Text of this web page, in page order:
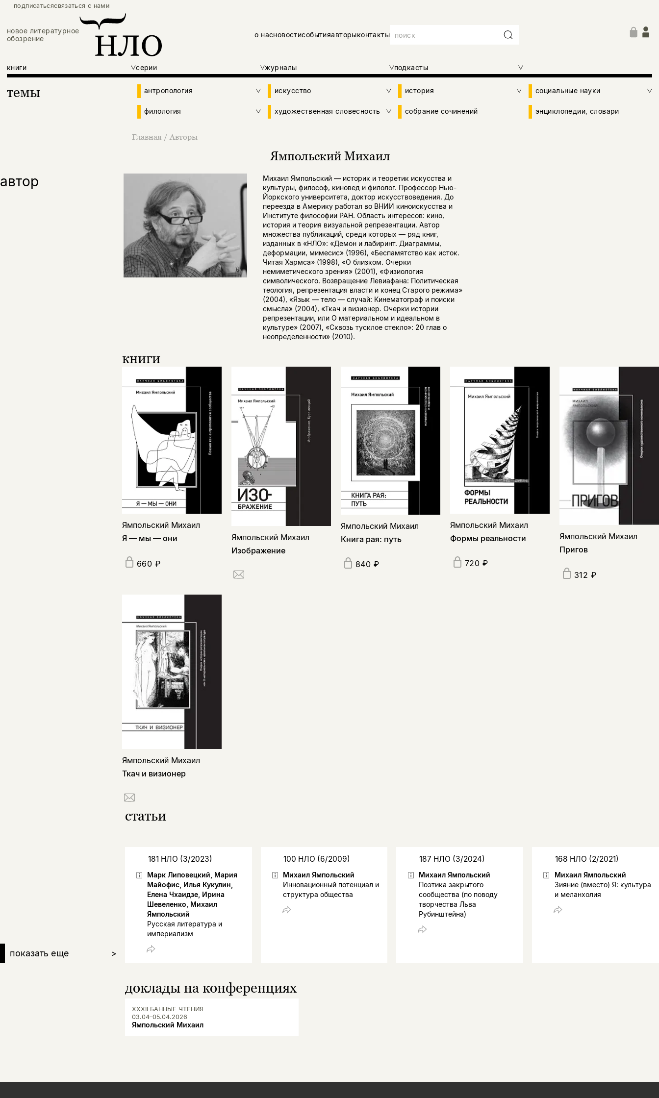
подписатьсясвязаться с нами
новое литературное
обозрение
о насновостисобытияавторыконтакты
книги серии журналы подкасты
темы антропология искусство история социальные науки
филология художественная словесность собрание сочинений энциклопедии, словари
Главная / Авторы
Ямпольский Михаил
автор
Михаил Ямпольский — историк и теоретик искусства и
культуры, философ, киновед и филолог. Профессор Нью-
Йоркского университета, доктор искусствоведения. До
переезда в Америку работал во ВНИИ киноискусства и
Институте философии РАН. Область интересов: кино,
история и теория визуальной репрезентации. Автор
множества публикаций, среди которых — ряд книг,
изданных в «НЛО»: «Демон и лабиринт. Диаграммы,
деформации, мимесис» (1996), «Беспамятство как исток.
Читая Хармса» (1998), «О близком. Очерки
немиметического зрения» (2001), «Физиология
символического. Возвращение Левиафана: Политическая
теология, репрезентация власти и конец Старого режима»
(2004), «Язык — тело — случай: Кинематограф и поиски
смысла» (2004), «Ткач и визионер. Очерки истории
репрезентации, или О материальном и идеальном в
культуре» (2007), «Сквозь тусклое стекло»: 20 глав о
неопределенности» (2010).
книги
Ямпольский Михаил
Я — мы — они
660 ₽
Ямпольский Михаил
Изображение
Ямпольский Михаил
Книга рая: путь
840 ₽
Ямпольский Михаил
Формы реальности
720 ₽
Ямпольский Михаил
Пригов
312 ₽
Ямпольский Михаил
Ткач и визионер
статьи
показать еще >
181 НЛО (3/2023)
Марк Липовецкий, Мария
Майофис, Илья Кукулин,
Елена Чхаидзе, Ирина
Шевеленко, Михаил
Ямпольский
Русская литература и
империализм
100 НЛО (6/2009)
Михаил Ямпольский
Инновационный потенциал и
структура общества
187 НЛО (3/2024)
Михаил Ямпольский
Поэтика закрытого
сообщества (по поводу
творчества Льва
Рубинштейна)
168 НЛО (2/2021)
Михаил Ямпольский
Зияние (вместо) Я: культура
и меланхолия
доклады на конференциях
XXXII БАННЫЕ ЧТЕНИЯ
03.04–05.04.2026
Ямпольский Михаил